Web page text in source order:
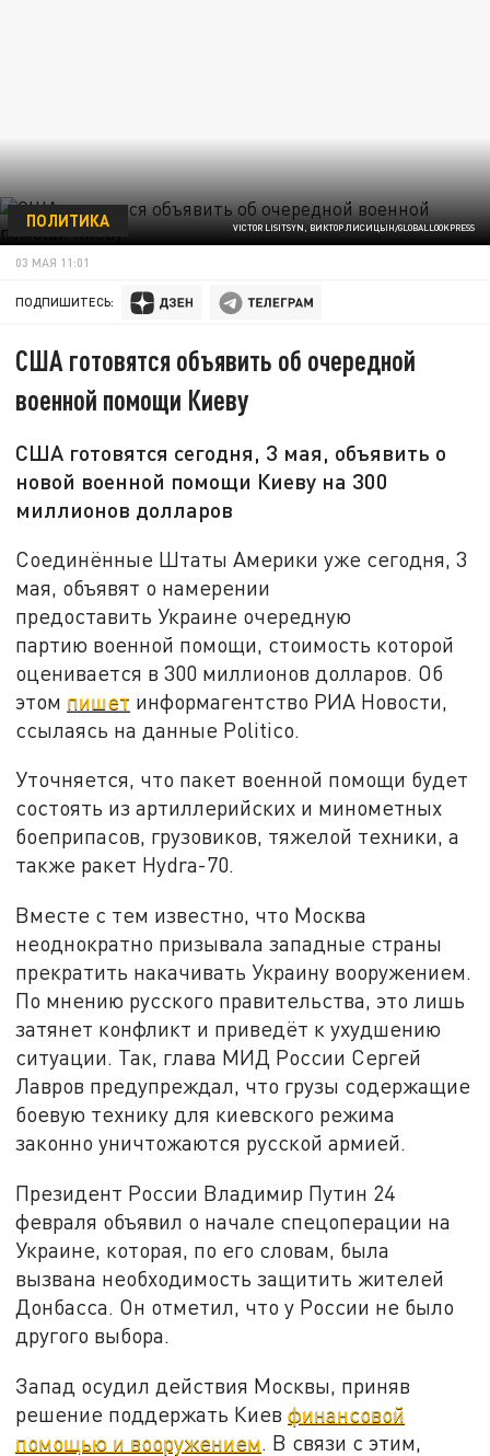
VICTOR LISITSYN, ВИКТОР ЛИСИЦЫН/GLOBALLOOKPRESS
ПОЛИТИКА
03 МАЯ 11:01
ПОДПИШИТЕСЬ:
США готовятся объявить об очередной
военной помощи Киеву
США готовятся сегодня, 3 мая, объявить о
новой военной помощи Киеву на 300
миллионов долларов
Соединённые Штаты Америки уже сегодня, 3
мая, объявят о намерении
предоставить Украине очередную
партию военной помощи, стоимость которой
оценивается в 300 миллионов долларов. Об
этом пишет информагентство РИА Новости,
ссылаясь на данные Politico.
Уточняется, что пакет военной помощи будет
состоять из артиллерийских и минометных
боеприпасов, грузовиков, тяжелой техники, а
также ракет Hydra-70.
Вместе с тем известно, что Москва
неоднократно призывала западные страны
прекратить накачивать Украину вооружением.
По мнению русского правительства, это лишь
затянет конфликт и приведёт к ухудшению
ситуации. Так, глава МИД России Сергей
Лавров предупреждал, что грузы содержащие
боевую технику для киевского режима
законно уничтожаются русской армией.
Президент России Владимир Путин 24
февраля объявил о начале спецоперации на
Украине, которая, по его словам, была
вызвана необходимость защитить жителей
Донбасса. Он отметил, что у России не было
другого выбора.
Запад осудил действия Москвы, приняв
решение поддержать Киевфинансовой
помощью и вооружением . В связи с этим,